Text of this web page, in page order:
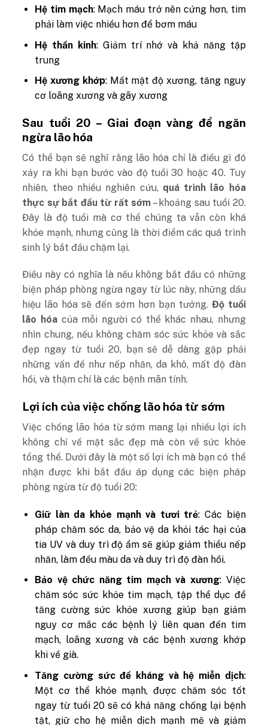
Hệ tim mạch: Mạch máu trở nên cứng hơn, tim
phải làm việc nhiều hơn để bơm máu
Hệ thần kinh: Giảm trí nhớ và khả năng tập
trung
Hệ xương khớp: Mất mật độ xương, tăng nguy
cơ loãng xương và gãy xương​
Sau tuổi 20 – Giai đoạn vàng để ngăn
ngừa lão hóa
Có thể bạn sẽ nghĩ rằng lão hóa chỉ là điều gì đó
xảy ra khi bạn bước vào độ tuổi 30 hoặc 40. Tuy
nhiên, theo nhiều nghiên cứu, quá trình lão hóa
thực sự bắt đầu từ rất sớm – khoảng sau tuổi 20.
Đây là độ tuổi mà cơ thể chúng ta vẫn còn khá
khỏe mạnh, nhưng cũng là thời điểm các quá trình
sinh lý bắt đầu chậm lại.
Điều này có nghĩa là nếu không bắt đầu có những
biện pháp phòng ngừa ngay từ lúc này, những dấu
hiệu lão hóa sẽ đến sớm hơn bạn tưởng. Độ tuổi
lão hóacủa mỗi người có thể khác nhau, nhưng
nhìn chung, nếu không chăm sóc sức khỏe và sắc
đẹp ngay từ tuổi 20, bạn sẽ dễ dàng gặp phải
những vấn đề như nếp nhăn, da khô, mất độ đàn
hồi, và thậm chí là các bệnh mãn tính.
Lợi ích của việc chống lão hóa từ sớm
Việc chống lão hóa từ sớm mang lại nhiều lợi ích
không chỉ về mặt sắc đẹp mà còn về sức khỏe
tổng thể. Dưới đây là một số lợi ích mà bạn có thể
nhận được khi bắt đầu áp dụng các biện pháp
phòng ngừa từ độ tuổi 20:
Giữ làn da khỏe mạnh và tươi trẻ: Các biện
pháp chăm sóc da, bảo vệ da khỏi tác hại của
tia UV và duy trì độ ẩm sẽ giúp giảm thiểu nếp
nhăn, làm đều màu da và duy trì độ đàn hồi.
Bảo vệ chức năng tim mạch và xương: Việc
chăm sóc sức khỏe tim mạch, tập thể dục để
tăng cường sức khỏe xương giúp bạn giảm
nguy cơ mắc các bệnh lý liên quan đến tim
mạch, loãng xương và các bệnh xương khớp
khi về già.
Tăng cường sức đề kháng và hệ miễn dịch:
Một cơ thể khỏe mạnh, được chăm sóc tốt
ngay từ tuổi 20 sẽ có khả năng chống lại bệnh
tật, giữ cho hệ miễn dịch mạnh mẽ và giảm